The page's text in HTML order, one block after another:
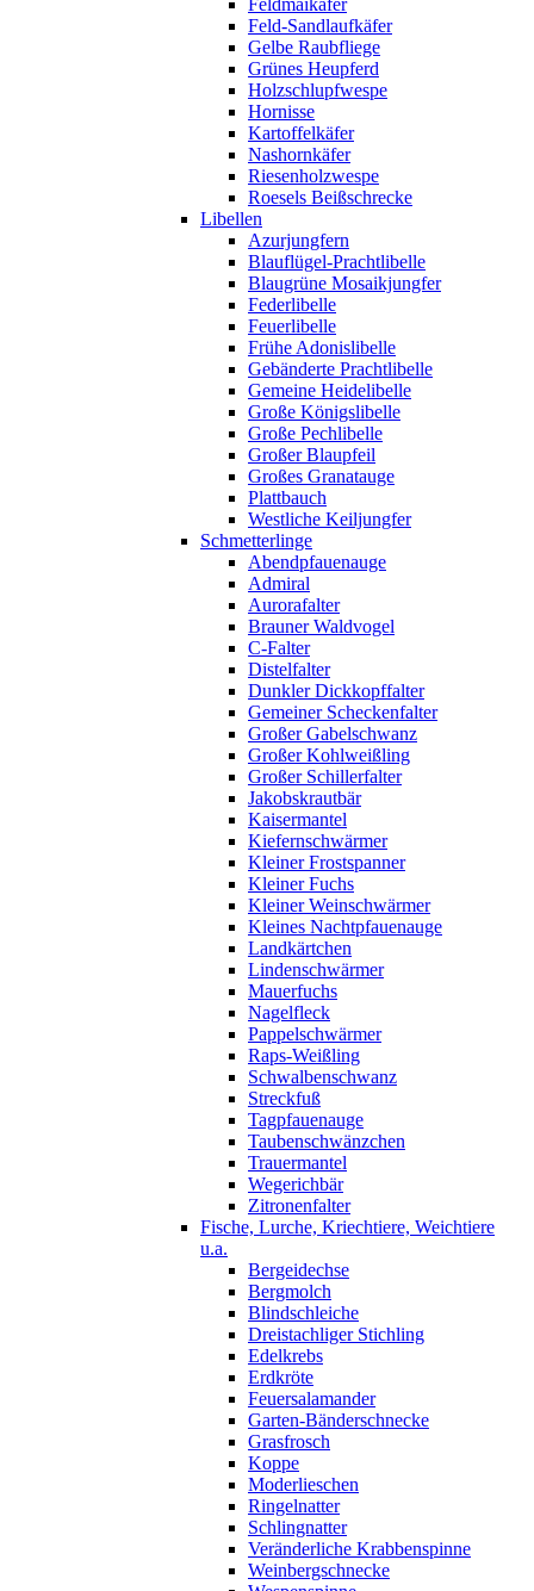
Feldmaikäfer
Feld-Sandlaufkäfer
Gelbe Raubfliege
Grünes Heupferd
Holzschlupfwespe
Hornisse
Kartoffelkäfer
Nashornkäfer
Riesenholzwespe
Roesels Beißschrecke
Libellen
Azurjungfern
Blauflügel-Prachtlibelle
Blaugrüne Mosaikjungfer
Federlibelle
Feuerlibelle
Frühe Adonislibelle
Gebänderte Prachtlibelle
Gemeine Heidelibelle
Große Königslibelle
Große Pechlibelle
Großer Blaupfeil
Großes Granatauge
Plattbauch
Westliche Keiljungfer
Schmetterlinge
Abendpfauenauge
Admiral
Aurorafalter
Brauner Waldvogel
C-Falter
Distelfalter
Dunkler Dickkopffalter
Gemeiner Scheckenfalter
Großer Gabelschwanz
Großer Kohlweißling
Großer Schillerfalter
Jakobskrautbär
Kaisermantel
Kiefernschwärmer
Kleiner Frostspanner
Kleiner Fuchs
Kleiner Weinschwärmer
Kleines Nachtpfauenauge
Landkärtchen
Lindenschwärmer
Mauerfuchs
Nagelfleck
Pappelschwärmer
Raps-Weißling
Schwalbenschwanz
Streckfuß
Tagpfauenauge
Taubenschwänzchen
Trauermantel
Wegerichbär
Zitronenfalter
Fische, Lurche, Kriechtiere, Weichtiere
u.a.
Bergeidechse
Bergmolch
Blindschleiche
Dreistachliger Stichling
Edelkrebs
Erdkröte
Feuersalamander
Garten-Bänderschnecke
Grasfrosch
Koppe
Moderlieschen
Ringelnatter
Schlingnatter
Veränderliche Krabbenspinne
Weinbergschnecke